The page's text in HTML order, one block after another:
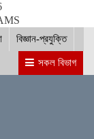
চেক বিতরণ
বুমরাহ ও গুরবাজ
বিজ্ঞান-প্রযুক্তি
সকল বিভাগ